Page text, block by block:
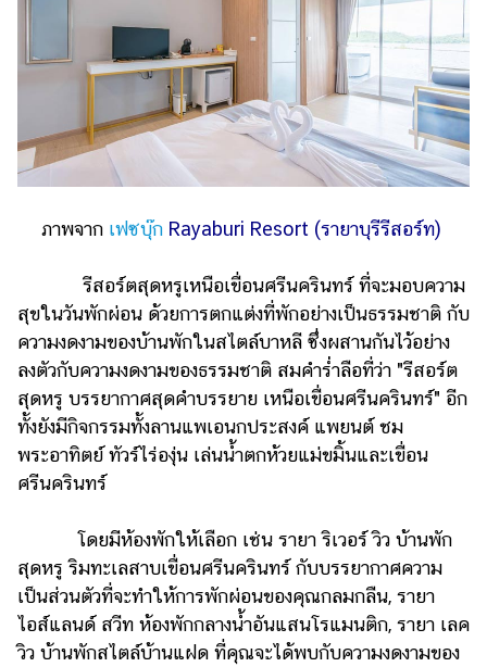
ภาพจาก เฟซบุ๊ก Rayaburi Resort (รายาบุรีรีสอร์ท)
รีสอร์ตสุดหรูเหนือเขื่อนศรีนครินทร์ ที่จะมอบความ
สุขในวันพักผ่อน ด้วยการตกแต่งที่พักอย่างเป็นธรรมชาติ กับ
ความงดงามของบ้านพักในสไตล์บาหลี ซึ่งผสานกันไว้อย่าง
ลงตัวกับความงดงามของธรรมชาติ สมคำร่ำลือที่ว่า "รีสอร์ต
สุดหรู บรรยากาศสุดคำบรรยาย เหนือเขื่อนศรีนครินทร์" อีก
ทั้งยังมีกิจกรรมทั้งลานแพเอนกประสงค์ แพยนต์ ชม
พระอาทิตย์ ทัวร์ไร่องุ่น เล่นน้ำตกห้วยแม่ขมิ้นและเขื่อน
ศรีนครินทร์
โดยมีห้องพักให้เลือก เช่น รายา ริเวอร์ วิว บ้านพัก
สุดหรู ริมทะเลสาบเขื่อนศรีนครินทร์ กับบรรยากาศความ
เป็นส่วนตัวที่จะทำให้การพักผ่อนของคุณกลมกลืน, รายา
ไอส์แลนด์ สวีท ห้องพักกลางน้ำอันแสนโรแมนติก, รายา เลค
วิว บ้านพักสไตล์บ้านแฝด ที่คุณจะได้พบกับความงดงามของ